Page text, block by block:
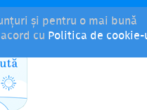
și pentru o mai bună
cu Politica de